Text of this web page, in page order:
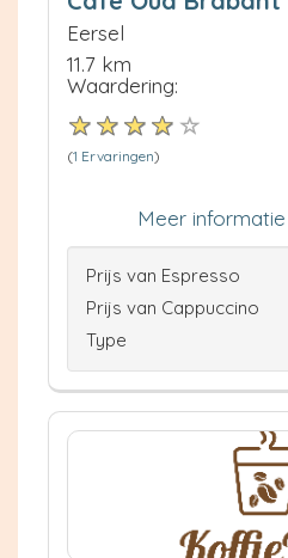
Eersel
11.7 km
Waardering:
(1 Ervaringen)
Meer informatie
Prijs van Espresso
Prijs van Cappuccino
Type